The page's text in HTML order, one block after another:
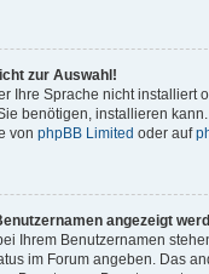
zur Auswahl!
Ihre Sprache nicht
benötigen, installieren
von phpBB Limited oder auf
angezeigt
Ihrem Benutzernamen
im Forum angeben. Das